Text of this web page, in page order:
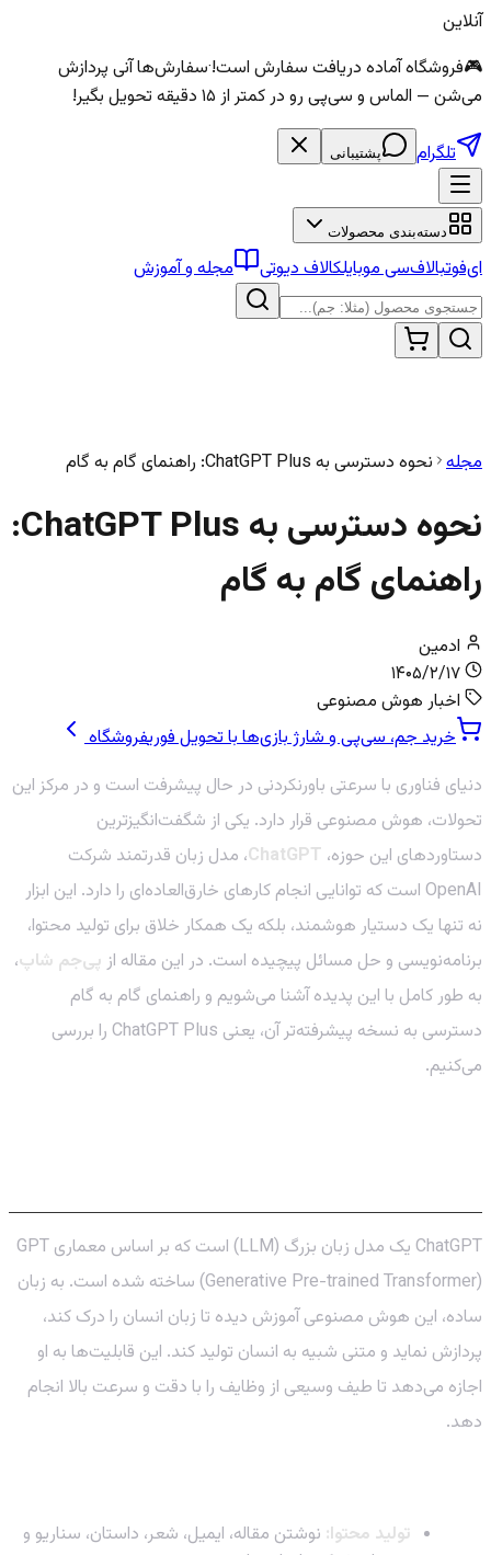
آنلاین
🎮فروشگاه آماده دریافت سفارش است!·سفارش‌ها آنی پردازش
می‌شن — الماس و سی‌پی رو در کمتر از ۱۵ دقیقه تحویل بگیر!
تلگرام پشتیبانی
دسته‌بندی محصولات
ای‌فوتبالاف‌سی موبایلکالاف دیوتی مجله و آموزش
مجله نحوه دسترسی به ChatGPT Plus: راهنمای گام به گام
نحوه دسترسی به ChatGPT Plus:
راهنمای گام به گام
ادمین
۱۴۰۵/۲/۱۷
اخبار هوش مصنوعی
خرید جم، سی‌پی و شارژ بازی‌ها با تحویل فوریفروشگاه
دنیای فناوری با سرعتی باورنکردنی در حال پیشرفت است و در مرکز این
تحولات، هوش مصنوعی قرار دارد. یکی از شگفت‌انگیزترین
دستاوردهای این حوزه، ChatGPT، مدل زبان قدرتمند شرکت
OpenAI است که توانایی انجام کارهای خارق‌العاده‌ای را دارد. این ابزار
نه تنها یک دستیار هوشمند، بلکه یک همکار خلاق برای تولید محتوا،
برنامه‌نویسی و حل مسائل پیچیده است. در این مقاله از پی‌جم شاپ،
به طور کامل با این پدیده آشنا می‌شویم و راهنمای گام به گام
دسترسی به نسخه پیشرفته‌تر آن، یعنی ChatGPT Plus را بررسی
می‌کنیم.
ChatGPT یک مدل زبان بزرگ (LLM) است که بر اساس معماری GPT
(Generative Pre-trained Transformer) ساخته شده است. به زبان
ساده، این هوش مصنوعی آموزش دیده تا زبان انسان را درک کند،
پردازش نماید و متنی شبیه به انسان تولید کند. این قابلیت‌ها به او
اجازه می‌دهد تا طیف وسیعی از وظایف را با دقت و سرعت بالا انجام
دهد.
تولید محتوا: نوشتن مقاله، ایمیل، شعر، داستان، سناریو و